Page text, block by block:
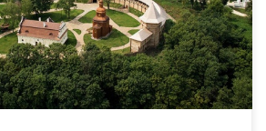
Комплекс фортифікаційних споруд і
(Батуринська фортеця) –
[…]